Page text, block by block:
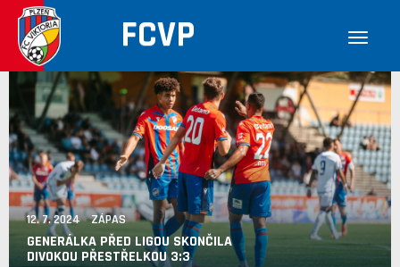
FCVP
12. 7. 2024 ZÁPAS
GENERÁLKA PŘED LIGOU SKONČILA
DIVOKOU PŘESTŘELKOU 3:3